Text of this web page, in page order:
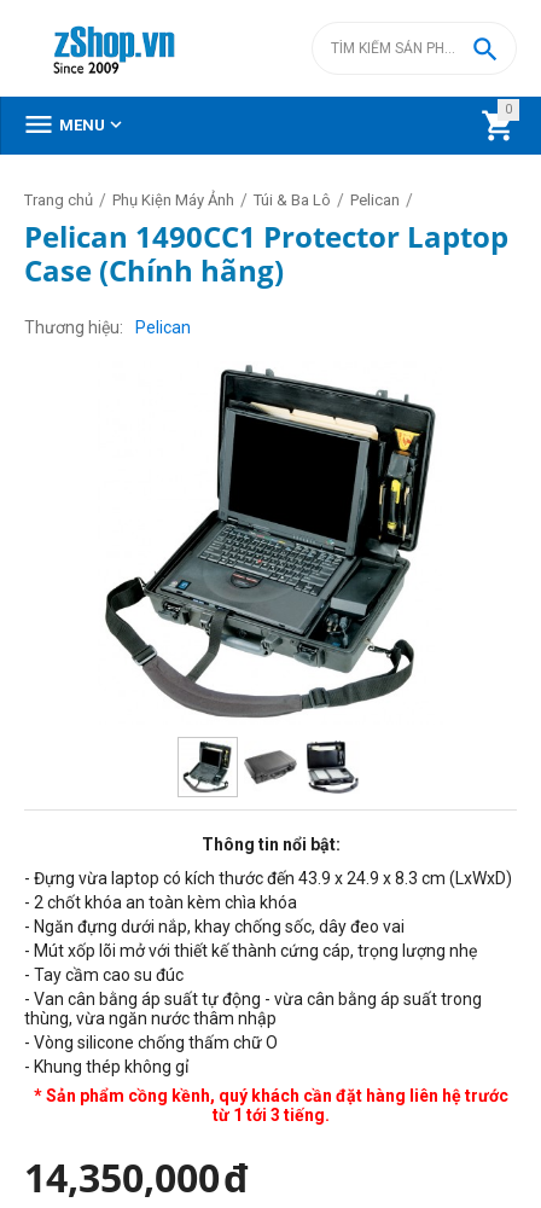
0


 MENU 
Trang chủ / Phụ Kiện Máy Ảnh / Túi & Ba Lô / Pelican /
Pelican 1490CC1 Protector Laptop
Case (Chính hãng)
Thương hiệu Pelican
Thông tin nổi bật:
- Đựng vừa laptop có kích thước đến 43.9 x 24.9 x 8.3 cm (LxWxD)
- 2 chốt khóa an toàn kèm chìa khóa
- Ngăn đựng dưới nắp, khay chống sốc, dây đeo vai
- Mút xốp lõi mở với thiết kế thành cứng cáp, trọng lượng nhẹ
- Tay cầm cao su đúc
- Van cân bằng áp suất tự động - vừa cân bằng áp suất trong
thùng, vừa ngăn nước thâm nhập
- Vòng silicone chống thấm chữ O
- Khung thép không gỉ
* Sản phẩm cồng kềnh, quý khách cần đặt hàng liên hệ trước
từ 1 tới 3 tiếng.
14,350,000đ